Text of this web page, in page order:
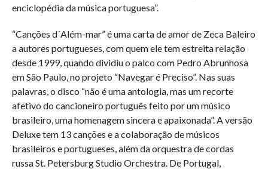
enciclopédia da música portuguesa”.
“Canções d´Além-mar” é uma carta de amor de Zeca Baleiro
a autores portugueses, com quem ele tem estreita relação
desde 1999, quando dividiu o palco com Pedro Abrunhosa
em São Paulo, no projeto “Navegar é Preciso”. Nas suas
palavras, o disco “não é uma antologia, mas um recorte
afetivo do cancioneiro português feito por um músico
brasileiro, uma homenagem sincera e apaixonada”. A versão
Deluxe tem 13 canções e a colaboração de músicos
brasileiros e portugueses, além da orquestra de cordas
russa St. Petersburg Studio Orchestra. De Portugal,